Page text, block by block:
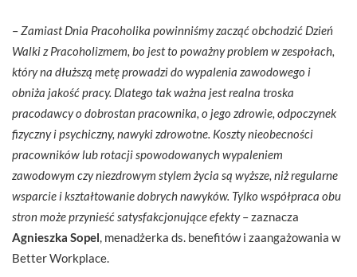
– Zamiast Dnia Pracoholika powinniśmy zacząć obchodzić Dzień
Walki z Pracoholizmem, bo jest to poważny problem w zespołach,
który na dłuższą metę prowadzi do wypalenia zawodowego i
obniża jakość pracy. Dlatego tak ważna jest realna troska
pracodawcy o dobrostan pracownika, o jego zdrowie, odpoczynek
fizyczny i psychiczny, nawyki zdrowotne. Koszty nieobecności
pracowników lub rotacji spowodowanych wypaleniem
zawodowym czy niezdrowym stylem życia są wyższe, niż regularne
wsparcie i kształtowanie dobrych nawyków. Tylko współpraca obu
stron może przynieść satysfakcjonujące efekty– zaznacza
Agnieszka Sopel , menadżerka ds. benefitów i zaangażowania w
Better Workplace.